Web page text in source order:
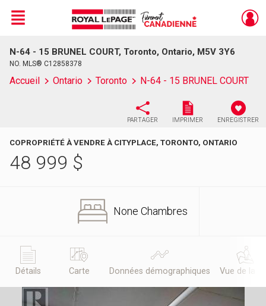
Live
En Direct
Menu
N-64 - 15 BRUNEL COURT, Toronto, Ontario, M5V 3Y6
NO. MLS® C12858378
Accueil Ontario Toronto N-64 - 15 BRUNEL COURT
PARTAGER IMPRIMER ENREGISTRER
COPROPRIÉTÉ À VENDRE À CITYPLACE, TORONTO, ONTARIO
48 999 $
None Chambres
Détails Carte Données démographiques Vue de la